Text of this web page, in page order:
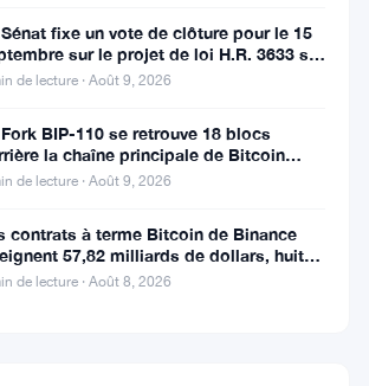
2 ans il y afixe un vote de clôture pour le 15
sur le projet de loi H.R. 3633 sur
des cryptos
de lecture · Août 9, 2026
BIP-110 se retrouve 18 blocs
la chaîne principale de Bitcoin
la scission des Roughnecks
de lecture · Août 9, 2026
contrats à terme Bitcoin de Binance
57,82 milliards de dollars, huit
le volume du marché
de lecture · Août 8, 2026